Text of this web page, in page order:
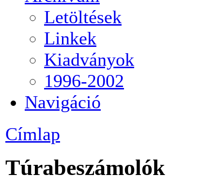
Letöltések
Linkek
Kiadványok
1996-2002
Navigáció
Címlap
Túrabeszámolók